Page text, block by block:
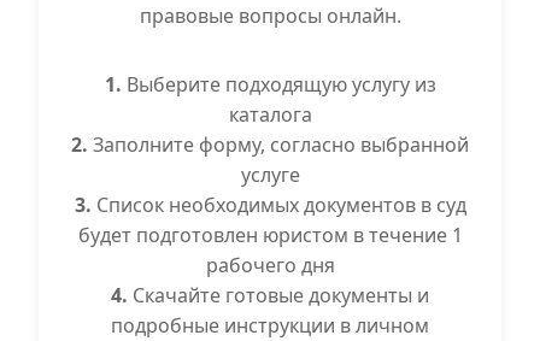
правовые вопросы онлайн.
1. Выберите подходящую услугу из
каталога
2. Заполните форму, согласно выбранной
услуге
3. Список необходимых документов в суд
будет подготовлен юристом в течение 1
рабочего дня
4. Скачайте готовые документы и
подробные инструкции в личном